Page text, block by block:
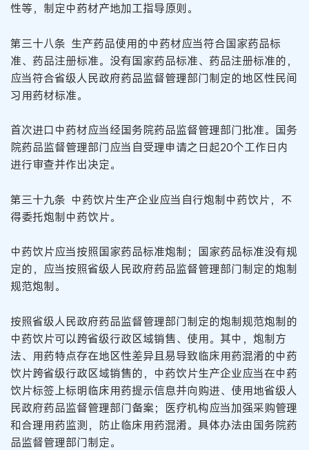
性等，制定中药材产地加工指导原则。
第三十八条 生产药品使用的中药材应当符合国家药品标
准、药品注册标准。没有国家药品标准、药品注册标准的，
应当符合省级人民政府药品监督管理部门制定的地区性民间
习用药材标准。
首次进口中药材应当经国务院药品监督管理部门批准。国务
院药品监督管理部门应当自受理申请之日起20个工作日内
进行审查并作出决定。
第三十九条 中药饮片生产企业应当自行炮制中药饮片，不
得委托炮制中药饮片。
中药饮片应当按照国家药品标准炮制；国家药品标准没有规
定的，应当按照省级人民政府药品监督管理部门制定的炮制
规范炮制。
按照省级人民政府药品监督管理部门制定的炮制规范炮制的
中药饮片可以跨省级行政区域销售、使用。其中，炮制方
法、用药特点存在地区性差异且易导致临床用药混淆的中药
饮片跨省级行政区域销售的，中药饮片生产企业应当在中药
饮片标签上标明临床用药提示信息并向购进、使用地省级人
民政府药品监督管理部门备案；医疗机构应当加强采购管理
和合理用药监测，防止临床用药混淆。具体办法由国务院药
品监督管理部门制定。